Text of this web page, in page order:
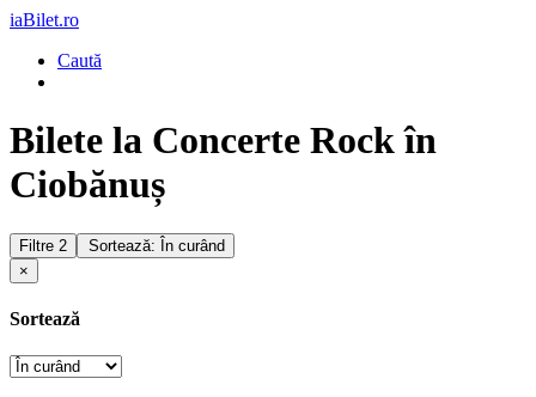
iaBilet.ro
Caută
Bilete la Concerte Rock în
Ciobănuș
Filtre 2
Sortează: În curând
×
Sortează